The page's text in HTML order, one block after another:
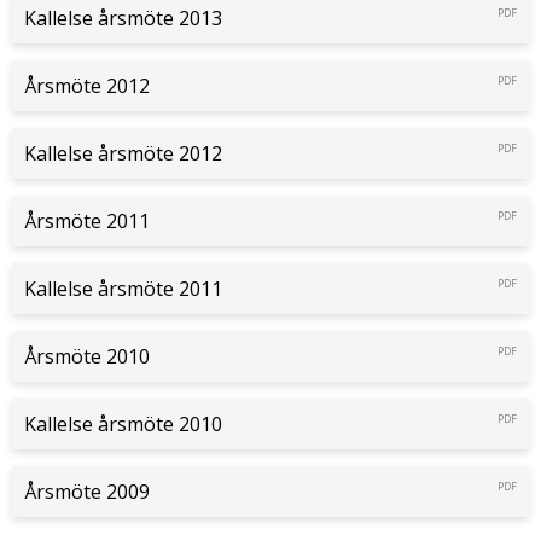
Kallelse årsmöte 2013 PDF
Årsmöte 2012 PDF
Kallelse årsmöte 2012 PDF
Årsmöte 2011 PDF
Kallelse årsmöte 2011 PDF
Årsmöte 2010 PDF
Kallelse årsmöte 2010 PDF
Årsmöte 2009 PDF